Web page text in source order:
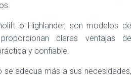
o Highlander, son modelos de
claras ventajas de
y confiable.
se adecua más a sus necesidades,